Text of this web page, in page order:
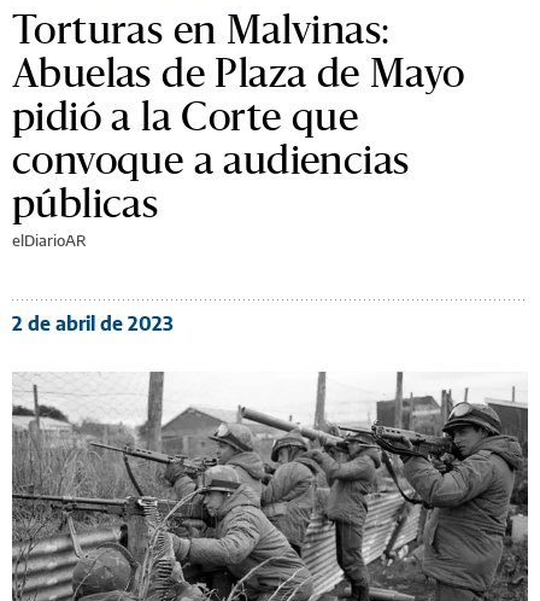
Torturas en Malvinas:
Abuelas de Plaza de Mayo
pidió a la Corte que
convoque a audiencias
públicas
elDiarioAR
2 de abril de 2023